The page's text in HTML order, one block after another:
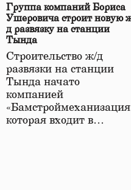
Группа компаний Бориса
Ушеровича строит новую
д развязку на станции
Тында
Строительство ж/д
развязки на станции
Тында начато
компанией
которая входит в…